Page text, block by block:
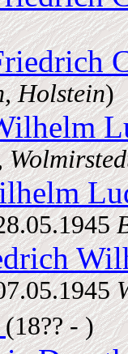
Holstein)
(18?? - )